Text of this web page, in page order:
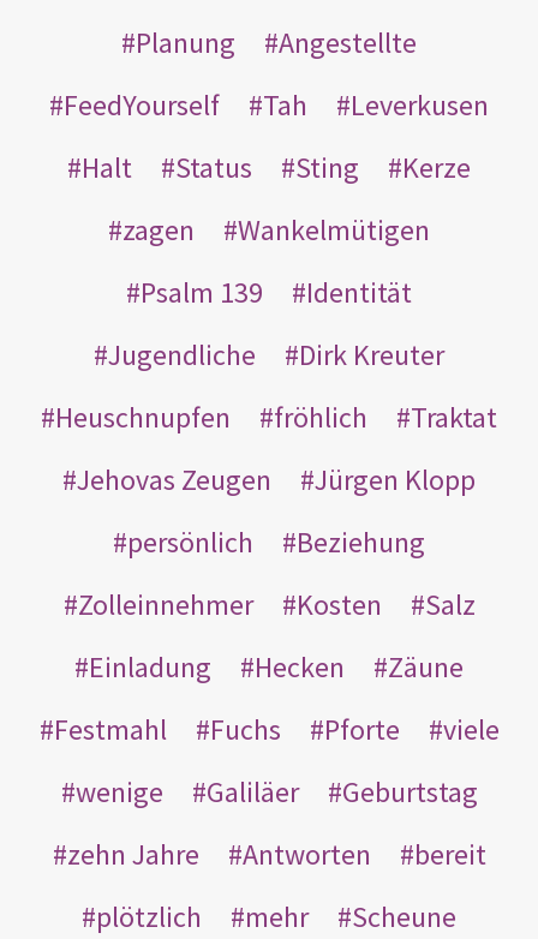
Planung
Angestellte
FeedYourself
Tah
Leverkusen
Halt
Status Sting
Kerze
zagen
Wankelmütigen
Psalm 139
Identität
Jugendliche
Dirk Kreuter
Heuschnupfen
fröhlich
Traktat
Jehovas Zeugen
Jürgen Klopp
persönlich
Beziehung
Zolleinnehmer
Kosten
Salz
Einladung
Hecken
Zäune
Festmahl
Fuchs Pforte
viele
wenige
Galiläer
Geburtstag
zehn Jahre
Antworten
bereit
plötzlich
mehr Scheune